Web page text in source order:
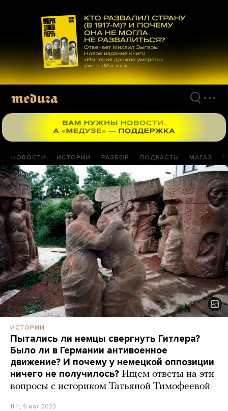
материалам
НОВОСТИ ИСТОРИИ РАЗБОР ПОДКАСТЫ МАГАЗ
ИСТОРИИ
Пытались ли немцы свергнуть Гитлера?
Было ли в Германии антивоенное
движение? И почему у немецкой оппозиции
ничего не получилось? Ищем ответы на эти
вопросы с историком Татьяной Тимофеевой
11:11, 9 мая 2023